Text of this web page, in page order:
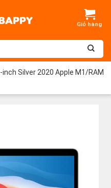
inch Silver 2020 Apple M1/RAM